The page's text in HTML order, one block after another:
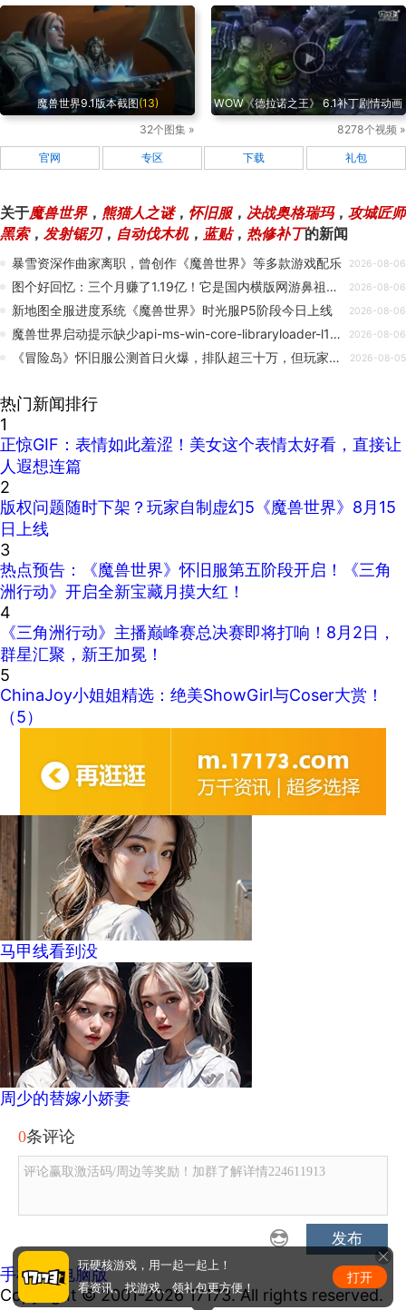
魔兽世界9.1版本截图(13)
32个图集 »
WOW《德拉诺之王》 6.1补丁剧情动画
8278个视频 »
官网 专区 下载 礼包
关于魔兽世界， 熊猫人之谜， 怀旧服， 决战奥格瑞玛， 攻城匠师
黑索， 发射锯刃， 自动伐木机， 蓝贴， 热修补丁的新闻
暴雪资深作曲家离职，曾创作《魔兽世界》等多款游戏配乐 2026-08-06
图个好回忆：三个月赚了1.19亿！它是国内横版网游鼻祖，150万人同时在线 2026-08-06
新地图全服进度系统《魔兽世界》时光服P5阶段今日上线 2026-08-06
魔兽世界启动提示缺少api-ms-win-core-libraryloader-l1-2-0.dll？完整修复解决教程 2026-08-06
《冒险岛》怀旧服公测首日火爆，排队超三十万，但玩家却很不满？ 2026-08-05
热门新闻排行
1
正惊GIF：表情如此羞涩！美女这个表情太好看，直接让
人遐想连篇
2
版权问题随时下架？玩家自制虚幻5《魔兽世界》8月15
日上线
3
热点预告：《魔兽世界》怀旧服第五阶段开启！《三角
洲行动》开启全新宝藏月摸大红！
4
《三角洲行动》主播巅峰赛总决赛即将打响！8月2日，
群星汇聚，新王加冕！
5
ChinaJoy小姐姐精选：绝美ShowGirl与Coser大赏！
（5）
马甲线看到没
周少的替嫁小娇妻
0条评论
评论赢取激活码/周边等奖励！加群了解详情224611913
发布
手机版|电脑版
Copyright © 2001-2026 17173. All rights reserved.
玩硬核游戏，用一起一起上！
看资讯、找游戏、领礼包更方便！
打开